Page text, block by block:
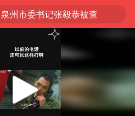
泉州市委书记张毅恭被查
台风白海豚实时路径
全球首个长时储能一体化产业园量产
U17国足点球大战淘汰河床晋级决赛